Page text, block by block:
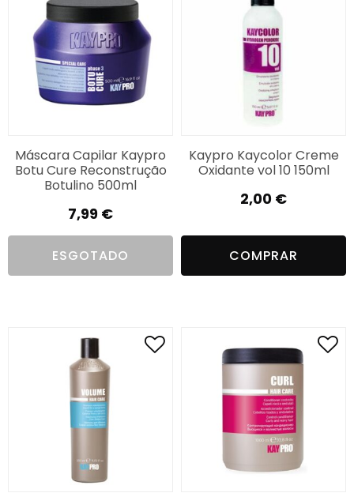
Máscara Capilar Kaypro
Botu Cure Reconstrução
Botulino 500ml
7,99 €
ESGOTADO
Kaypro Kaycolor Creme
Oxidante vol 10 150ml
2,00 €
COMPRAR